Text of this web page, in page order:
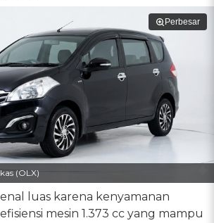
Perbesar
(OLX)
luas karena kenyamanan
mesin 1.373 cc yang mampu